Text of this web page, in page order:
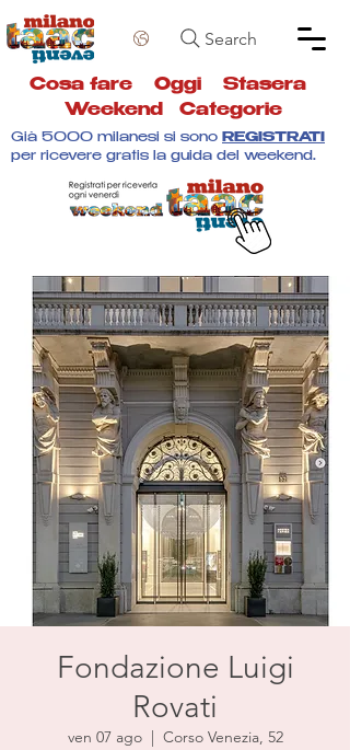
Search
Cosa fare Oggi Stasera
Weekend
Categorie
Già 5000 milanesi si sono REGISTRATI
per ricevere gratis la guida del weekend.
Fondazione Luigi
Rovati
ven 07 ago
  |
Corso Venezia, 52